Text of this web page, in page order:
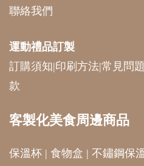
聯絡我們
運動禮品訂製
訂購須知|印刷方法|常見問題
款
客製化美食周邊商品
保溫杯 | 食物盒 | 不鏽鋼保